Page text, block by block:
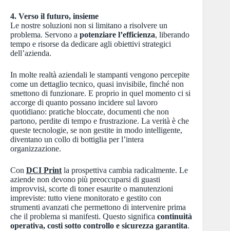
4. Verso il futuro, insieme
Le nostre soluzioni non si limitano a risolvere un
problema. Servono a potenziare l’efficienza, liberando
tempo e risorse da dedicare agli obiettivi strategici
dell’azienda.
In molte realtà aziendali le stampanti vengono percepite
come un dettaglio tecnico, quasi invisibile, finché non
smettono di funzionare. E proprio in quel momento ci si
accorge di quanto possano incidere sul lavoro
quotidiano: pratiche bloccate, documenti che non
partono, perdite di tempo e frustrazione. La verità è che
queste tecnologie, se non gestite in modo intelligente,
diventano un collo di bottiglia per l’intera
organizzazione.
Con DCI Printla prospettiva cambia radicalmente. Le
aziende non devono più preoccuparsi di guasti
improvvisi, scorte di toner esaurite o manutenzioni
impreviste: tutto viene monitorato e gestito con
strumenti avanzati che permettono di intervenire prima
che il problema si manifesti. Questo significa continuità
operativa, costi sotto controllo e sicurezza garantita.